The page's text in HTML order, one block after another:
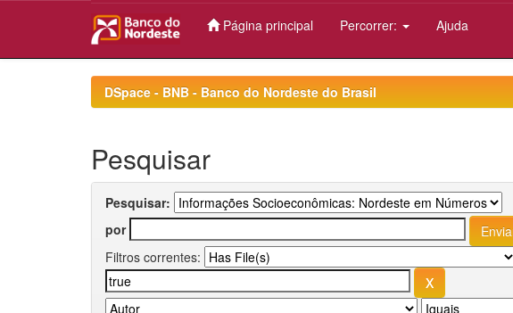
Página principal Percorrer: Ajuda
DSpace - BNB - Banco do Nordeste do Brasil
Pesquisar
Pesquisar:
por
Filtros correntes: